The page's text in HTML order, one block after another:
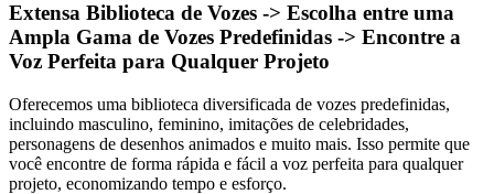
Extensa Biblioteca de Vozes -> Escolha entre uma
Ampla Gama de Vozes Predefinidas -> Encontre a
Voz Perfeita para Qualquer Projeto
Oferecemos uma biblioteca diversificada de vozes predefinidas,
incluindo masculino, feminino, imitações de celebridades,
personagens de desenhos animados e muito mais. Isso permite que
você encontre de forma rápida e fácil a voz perfeita para qualquer
projeto, economizando tempo e esforço.